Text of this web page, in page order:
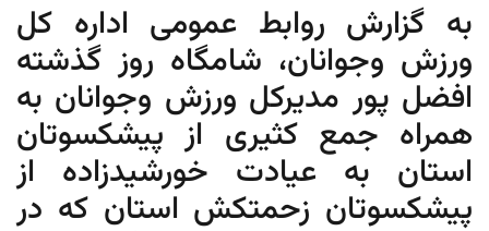
به گزارش روابط عمومی اداره کل
ورزش وجوانان، شامگاه روز گذشته
افضل پور مدیرکل ورزش وجوانان به
همراه جمع کثیری از پیشکسوتان
استان به عیادت خورشیدزاده از
پیشکسوتان زحمتکش استان که در